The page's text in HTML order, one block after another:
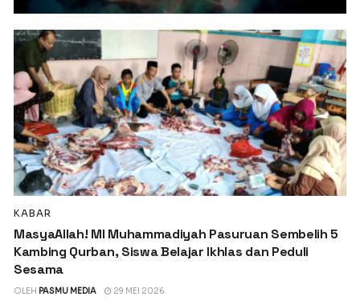
KABAR
MasyaAllah! MI Muhammadiyah Pasuruan Sembelih 5
Kambing Qurban, Siswa Belajar Ikhlas dan Peduli
Sesama
OLEH PASMU MEDIA 29 MEI 2026